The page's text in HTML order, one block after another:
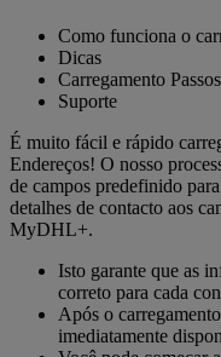
Como funciona o
Dicas
Carregamento Passos
Suporte
É muito fácil e rápido
Endereços! O nosso
de campos predefinido
detalhes de contacto aos
MyDHL+.
Isto garante que as
correto para cada
Após o
imediatamente